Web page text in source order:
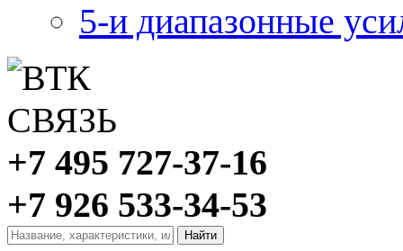
5-и диапазонные
+7 495 727-37-16
+7 926 533-34-53